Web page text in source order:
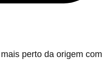
perto da origem com